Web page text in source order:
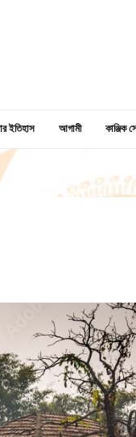
ইতিহাস আগামী কাঞ্জিক